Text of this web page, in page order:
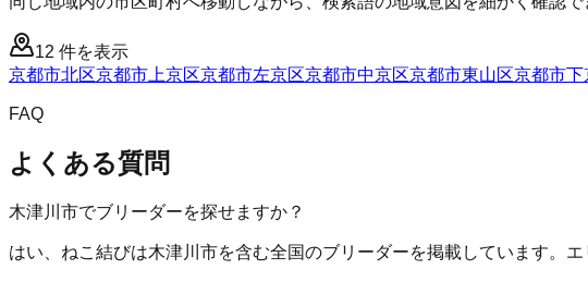
12 件を表示
京都市北区京都市上京区京都市左京区京都市中京区京都市東山区京都市下
FAQ
よくある質問
木津川市でブリーダーを探せますか？
はい、ねこ結びは木津川市を含む全国のブリーダーを掲載しています。